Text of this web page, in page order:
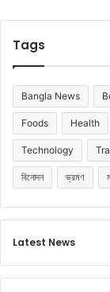
Tags
Bangla News
Foods Health
Technology
বিনোদন ভ্রমণ
Latest News